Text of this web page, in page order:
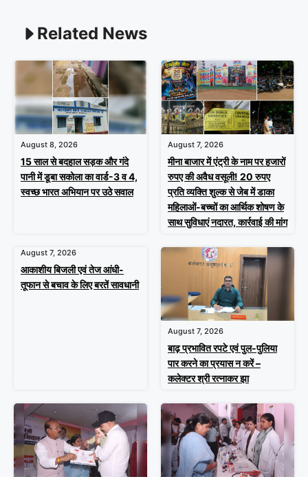
Related News
August 8, 2026
15 साल से बदहाल सड़क और गंदे
पानी में डूबा सकोला का वार्ड-3 व 4,
स्वच्छ भारत अभियान पर उठे सवाल
August 7, 2026
मीना बाजार में एंट्री के नाम पर हजारों
रुपए की अवैध वसूली! 20 रुपए
प्रति व्यक्ति शुल्क से जेब में डाका
महिलाओं-बच्चों का आर्थिक शोषण के
साथ सुविधाएं नदारत, कार्रवाई की मांग
August 7, 2026
आकाशीय बिजली एवं तेज आंधी-
तूफान से बचाव के लिए बरतें सावधानी
August 7, 2026
बाढ़ प्रभावित रपटे एवं पुल-पुलिया
पार करने का प्रयास न करें –
कलेक्टर श्री रत्नाकर झा